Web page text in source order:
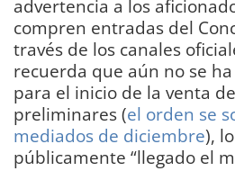
advertencia a los
compren entradas del
través de los canales
recuerda que aún no se
para el inicio de la venta
preliminares (el orden se
mediados de diciembre),
públicamente “llegado el